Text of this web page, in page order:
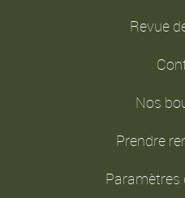
Revue
Nos
Prendre
Paramètres